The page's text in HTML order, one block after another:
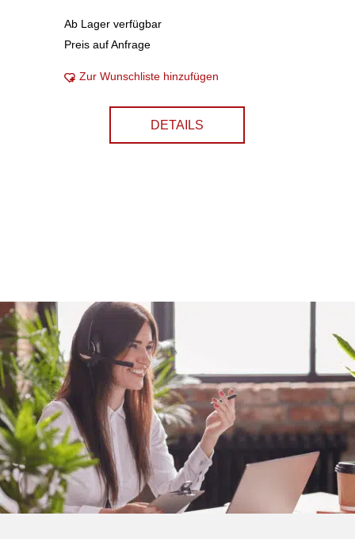
Ab Lager verfügbar
Preis auf Anfrage
Zur Wunschliste hinzufügen
DETAILS